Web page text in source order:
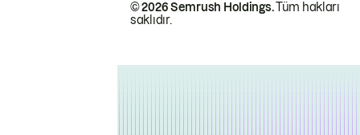
© 2026 Semrush Holdings.Tüm hakları
saklıdır.